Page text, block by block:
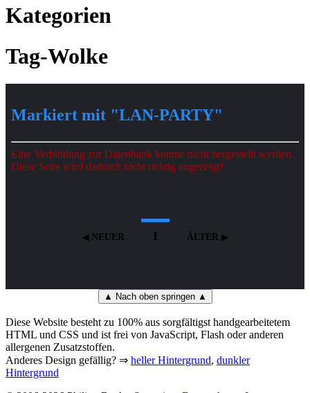
Kategorien
Tag-Wolke
Markiert mit "LAN-PARTY"
Eine Verbindung zur Datenbank konnte nicht hergestellt werden.
Diese Seite wird dadurch nicht richtig angezeigt!
NEUER 1 ÄLTER
▲ Nach oben springen ▲
Diese Website besteht zu 100% aus sorgfältigst handgearbeitetem
HTML und CSS und ist frei von JavaScript, Flash oder anderen
allergenen Zusatzstoffen.
Anderes Design gefällig? ⇒ heller Hintergrund, dunkler
Hintergrund